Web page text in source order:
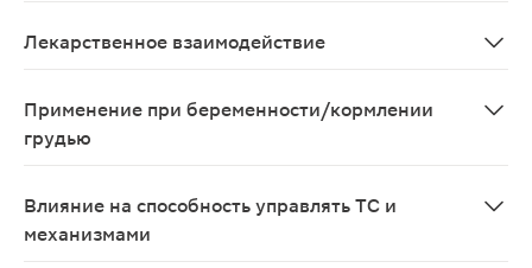
Лекарственное взаимодействие
Применение при беременности/кормлении
грудью
Влияние на способность управлять ТС и
механизмами